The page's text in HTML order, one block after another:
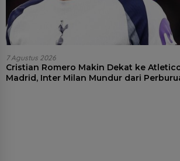
7 Agustus 2026
Cristian Romero Makin Dekat ke
Madrid, Inter Milan Mundur dari